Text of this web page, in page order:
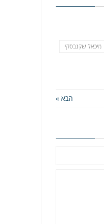
מיכאל שקנבסקי
הבא »